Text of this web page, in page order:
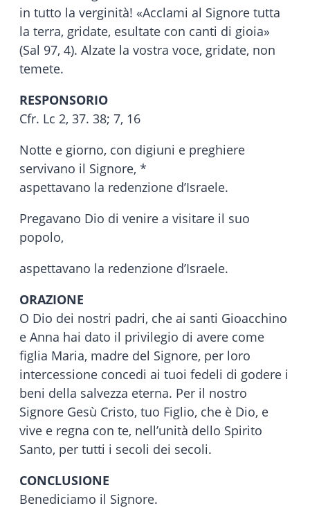
in tutto la verginità! «Acclami al Signore tutta
la terra, gridate, esultate con canti di gioia»
(Sal 97, 4). Alzate la vostra voce, gridate, non
temete.
RESPONSORIO
Cfr. Lc 2, 37. 38; 7, 16
Notte e giorno, con digiuni e preghiere
servivano il Signore, *
aspettavano la redenzione d’Israele.
Pregavano Dio di venire a visitare il suo
popolo,
aspettavano la redenzione d’Israele.
ORAZIONE
O Dio dei nostri padri, che ai santi Gioacchino
e Anna hai dato il privilegio di avere come
figlia Maria, madre del Signore, per loro
intercessione concedi ai tuoi fedeli di godere i
beni della salvezza eterna. Per il nostro
Signore Gesù Cristo, tuo Figlio, che è Dio, e
vive e regna con te, nell’unità dello Spirito
Santo, per tutti i secoli dei secoli.
CONCLUSIONE
Benediciamo il Signore.